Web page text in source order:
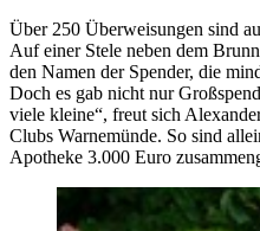
Über 250 Überweisungen sind
Auf einer Stele neben dem
den Namen der Spender, die
Doch es gab nicht nur
viele kleine“, freut sich
Clubs Warnemünde. So sind
Apotheke 3.000 Euro